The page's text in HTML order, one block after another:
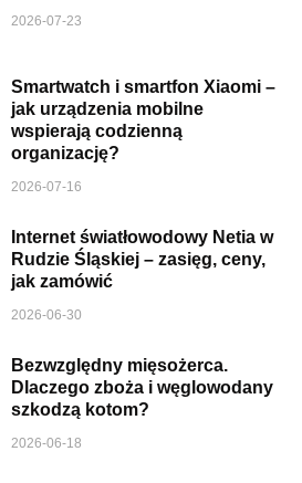
2026-07-23
Smartwatch i smartfon Xiaomi –
jak urządzenia mobilne
wspierają codzienną
organizację?
2026-07-16
Internet światłowodowy Netia w
Rudzie Śląskiej – zasięg, ceny,
jak zamówić
2026-06-30
Bezwzględny mięsożerca.
Dlaczego zboża i węglowodany
szkodzą kotom?
2026-06-18